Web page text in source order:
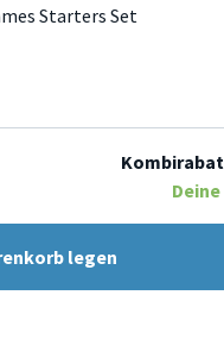
Starters Set
legen